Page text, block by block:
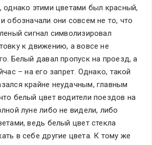
однако этими цветами был красный,
обозначали они совсем не то, что
сигнал символизировал
к движению, а вовсе не
Белый давал пропуск на проезд, а
– на его запрет. Однако, такой
крайне неудачным, главным
белый цвет водители поездов на
луне либо не видели, либо
ведь белый цвет стекла
в себе другие цвета. К тому же